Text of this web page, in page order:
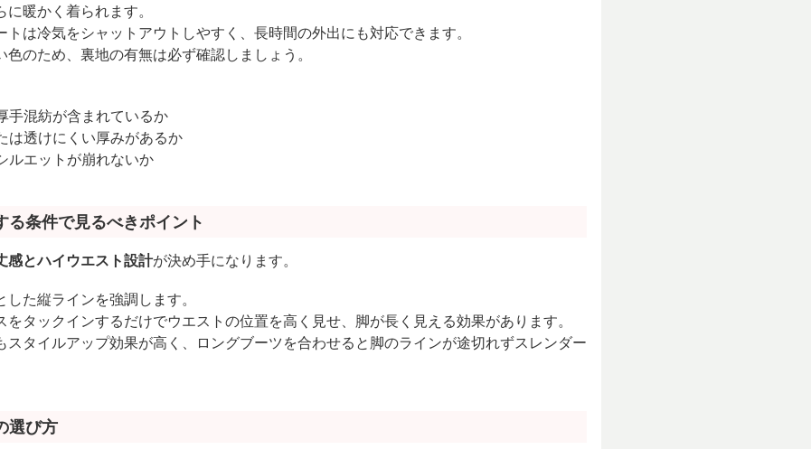
暖かく着られます。
トは冷気をシャットアウトしやすく、長時間の外出にも対応できます。
色のため、裏地の有無は必ず確認しましょう。
手混紡が含まれているか
は透けにくい厚みがあるか
ルエットが崩れないか
る条件で見るべきポイント
感とハイウエスト設計が決め手になります。
た縦ラインを強調します。
タックインするだけでウエストの位置を高く見せ、脚が長く見える効果があります。
スタイルアップ効果が高く、ロングブーツを合わせると脚のラインが途切れずスレンダー
選び方